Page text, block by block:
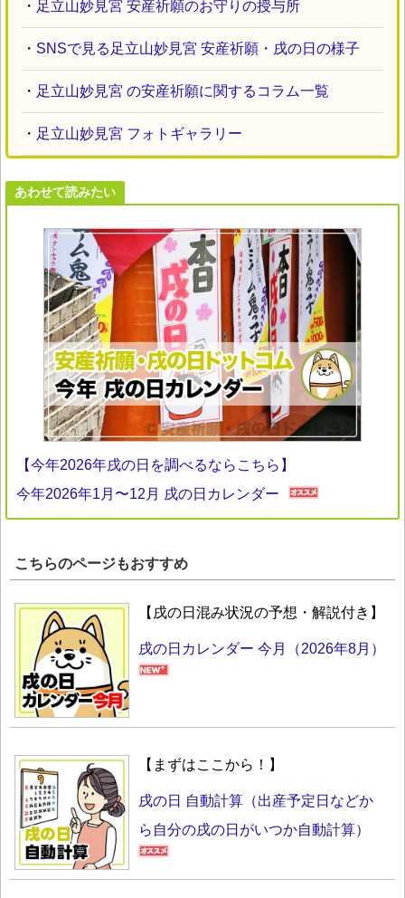
・ 足立山妙見宮 安産祈願のお守りの授与所
・ SNSで見る足立山妙見宮 安産祈願・戌の日の様子
・ 足立山妙見宮 の安産祈願に関するコラム一覧
・ 足立山妙見宮 フォトギャラリー
あわせて読みたい
【今年2026年戌の日を調べるならこちら】
今年2026年1月〜12月 戌の日カレンダー
こちらのページもおすすめ
【戌の日混み状況の予想・解説付き】
戌の日カレンダー 今月（2026年8月）
【まずはここから！】
戌の日 自動計算（出産予定日などか
ら自分の戌の日がいつか自動計算）